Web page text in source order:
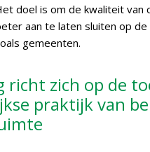
doel is om de kwaliteit van
aan te laten sluiten op
gemeenten.
richt zich op de
praktijk van